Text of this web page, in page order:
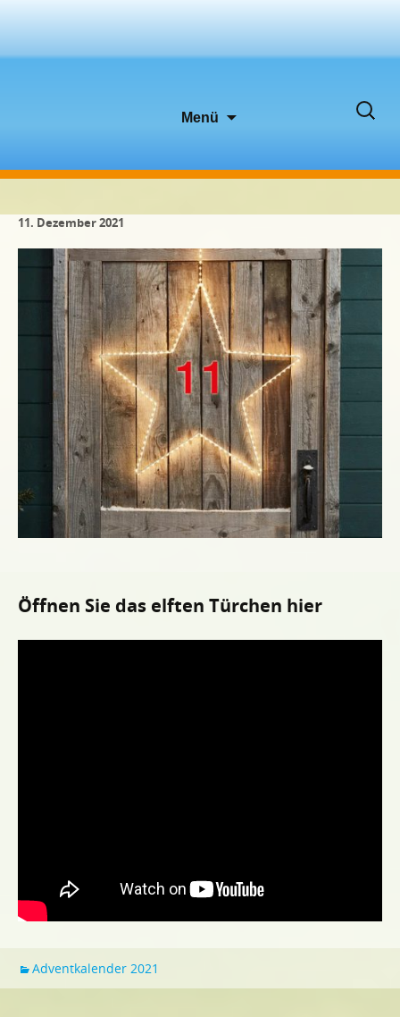
Menü
Suchen
11. Dezember 2021
Öffnen Sie das elften Türchen hier
Adventkalender 2021